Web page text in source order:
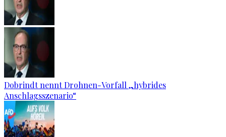
Dobrindt nennt Drohnen-Vorfall „hybrides
Anschlagsszenario“